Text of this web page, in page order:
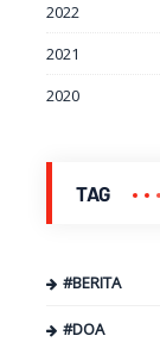
2022
2021
2020
TAG
#BERITA
#DOA